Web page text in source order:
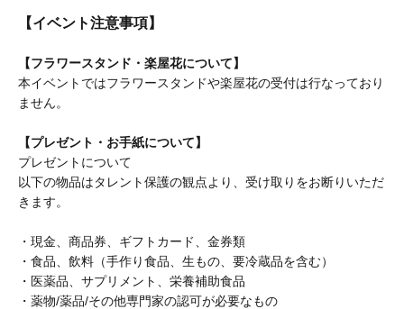
【イベント注意事項】
【フラワースタンド・楽屋花について】
本イベントではフラワースタンドや楽屋花の受付は行なっており
ません。
【プレゼント・お手紙について】
プレゼントについて
以下の物品はタレント保護の観点より、受け取りをお断りいただ
きます。
・現金、商品券、ギフトカード、金券類
・食品、飲料（手作り食品、生もの、要冷蔵品を含む）
・医薬品、サプリメント、栄養補助食品
・薬物/薬品/その他専門家の認可が必要なもの